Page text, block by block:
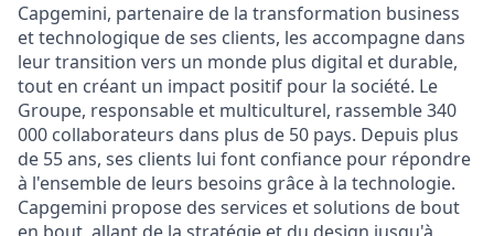
Capgemini, partenaire de la transformation business
et technologique de ses clients, les accompagne dans
leur transition vers un monde plus digital et durable,
tout en créant un impact positif pour la société. Le
Groupe, responsable et multiculturel, rassemble 340
000 collaborateurs dans plus de 50 pays. Depuis plus
de 55 ans, ses clients lui font confiance pour répondre
à l'ensemble de leurs besoins grâce à la technologie.
Capgemini propose des services et solutions de bout